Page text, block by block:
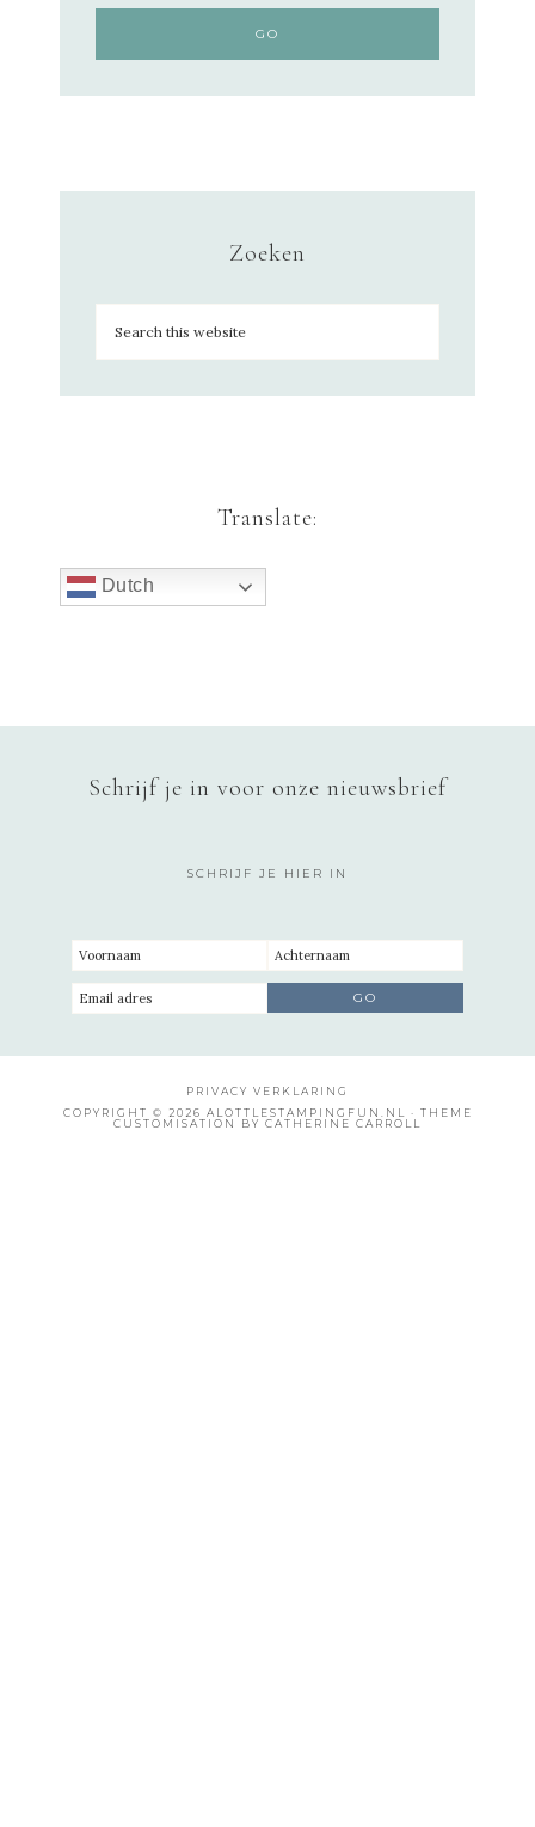
Zoeken
Translate:
Dutch
Schrijf je in voor onze nieuwsbrief
SCHRIJF JE HIER IN
PRIVACY VERKLARING
COPYRIGHT © 2026 ALOTTLESTAMPINGFUN.NL · THEME
CUSTOMISATION BY CATHERINE CARROLL